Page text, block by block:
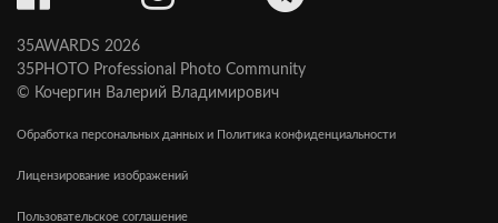
35AWARDS 2026
35PHOTO Professional Photo Community
© Кочергин Валерий Владимирович
Обработка персональных данных и Политика конфиденциальности
Лицензирование изображений
Пользовательское соглашение